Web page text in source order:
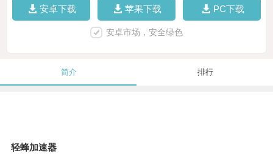
安卓下载 苹果下载 PC下载
安卓市场，安全绿色
简介 排行
轻蜂加速器